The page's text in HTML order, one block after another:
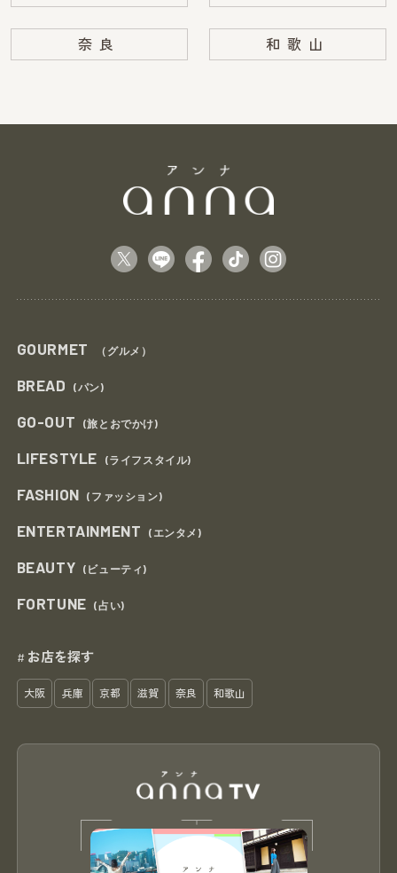
奈良 和歌山
GOURMET （グルメ）
BREAD (パン)
GO-OUT (旅とおでかけ)
LIFESTYLE (ライフスタイル)
FASHION (ファッション)
ENTERTAINMENT (エンタメ)
BEAUTY (ビューティ)
FORTUNE (占い)
# お店を探す
大阪 兵庫 京都 滋賀 奈良 和歌山